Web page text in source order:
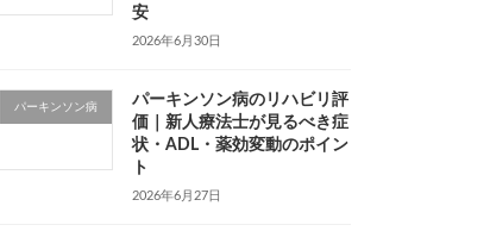
安
2026年6月30日
パーキンソン病
パーキンソン病のリハビリ評
価｜新人療法士が見るべき症
状・ADL・薬効変動のポイン
ト
2026年6月27日